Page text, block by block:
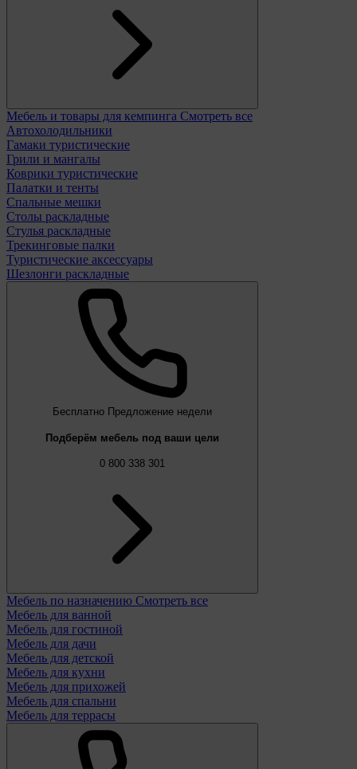
Мебель и товары для кемпинга Смотреть все
Автохолодильники
Гамаки туристические
Грили и мангалы
Коврики туристические
Палатки и тенты
Спальные мешки
Столы раскладные
Стулья раскладные
Трекинговые палки
Туристические аксессуары
Шезлонги раскладные
Бесплатно Предложение недели
Подберём мебель под ваши цели
0 800 338 301
Мебель по назначению Смотреть все
Мебель для ванной
Мебель для гостиной
Мебель для дачи
Мебель для детской
Мебель для кухни
Мебель для прихожей
Мебель для спальни
Мебель для террасы